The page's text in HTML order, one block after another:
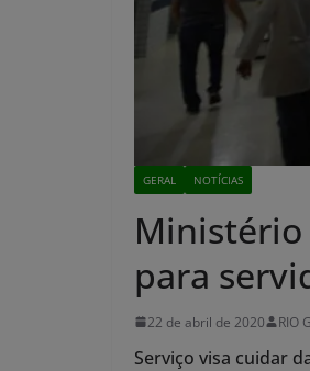
GERAL NOTÍCIAS
Ministério
para
22 de abril de 2020 RIO
Serviço visa cuidar